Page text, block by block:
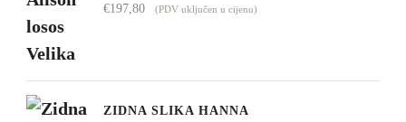
€197,80 (PDV uključen u cijenu)
ZIDNA SLIKA HANNA